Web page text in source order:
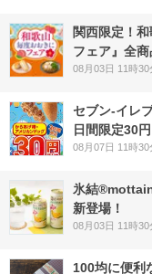
関西限定！
フェア』全
08月03日 11時30
セブン‐イレ
日間限定30
08月07日 11時30
氷結
新登場！
08月03日 11時30
100均に便利